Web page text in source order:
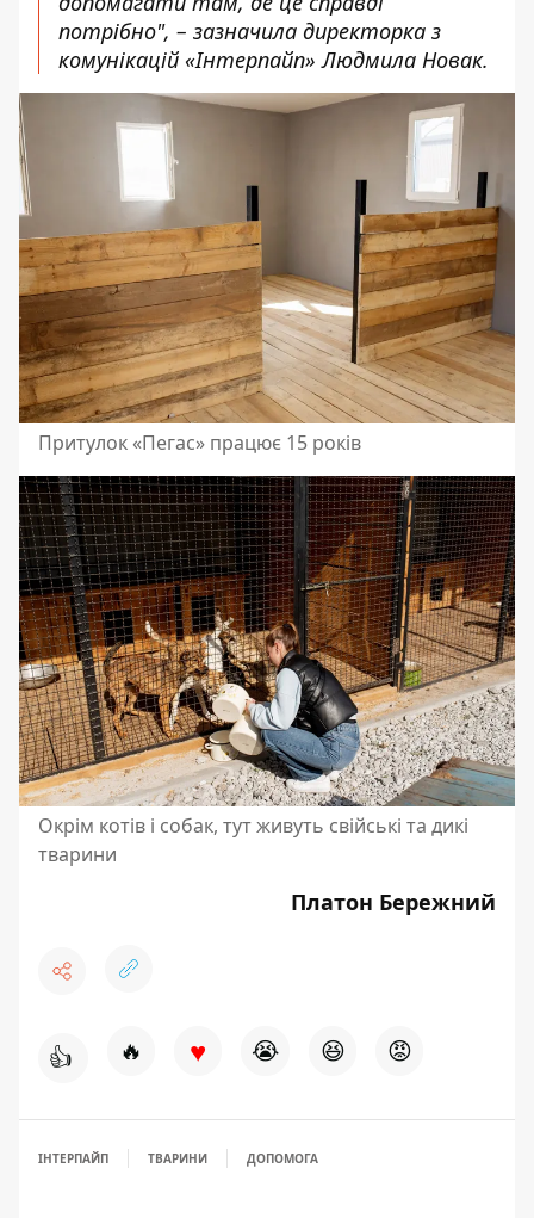
потрібно", – зазначила директорка з
комунікацій «Інтерпайп» Людмила Новак.
Притулок «Пегас» працює 15 років
Окрім котів і собак, тут живуть свійські та дикі
тварини
Платон Бережний
👍 🔥 ♥ 😭 😆 😡
ІНТЕРПАЙП ТВАРИНИ ДОПОМОГА